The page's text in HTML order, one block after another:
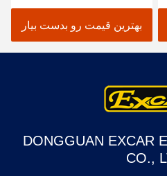
بهترین قیمت رو بدست بیار
DONGGUAN EXCAR
CO.,